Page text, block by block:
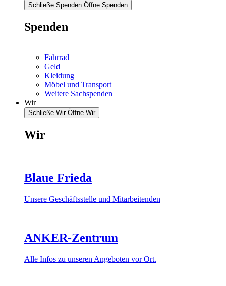
Schließe Spenden Öffne Spenden
Spenden
Fahrrad
Geld
Kleidung
Möbel und Transport
Weitere Sachspenden
Wir
Schließe Wir Öffne Wir
Wir
Blaue Frieda
Unsere Geschäftsstelle und Mitarbeitenden
ANKER-Zentrum
Alle Infos zu unseren Angeboten vor Ort.